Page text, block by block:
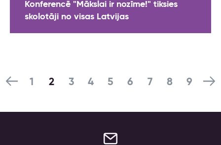
Konferencē "Mākslai ir nozīme!" tiksies
skolotāji no visas Latvijas
1 2 3 4 5 6 7 8 9